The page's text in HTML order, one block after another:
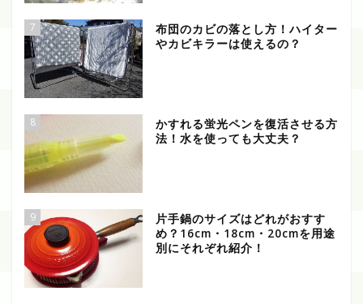
7
布団のカビの落とし方！ハイター
やカビキラーは使えるの？
8
かすれる蛍光ペンを復活させる方
法！水を使っても大丈夫？
9
片手鍋のサイズはどれがおすす
め？16cm・18cm・20cmを用途
別にそれぞれ紹介！